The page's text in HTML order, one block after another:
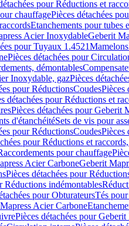
pour Réductions et
chauffagePièces détachées
Etanchements pour tubes
Acier InoxydableGeberit
pour Tuyaux 1.4521Mamelons
Pièces détachées pour
démontables
Inoxydable, gazPièces
pour RéductionsCoudesPièces
détachées pour Réductions et
Pièces détachées pour Geberit
d'étanchéitéSets de vis pour
pour RéductionsCoudesPièces
pour Réductions et
pour chauffage
Acier CarboneGeberit
Pièces détachées pour
Réductions indémontables
pour ObturateursTés
Acier Carbone
Pièces détachées pour